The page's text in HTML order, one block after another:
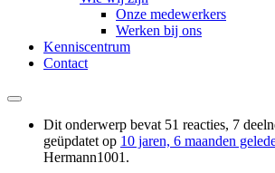
Onze medewerkers
Werken bij ons
Kenniscentrum
Contact
Dit onderwerp bevat 51 reacties, 7
geüpdatet op 10 jaren, 6 maanden
Hermann1001 .